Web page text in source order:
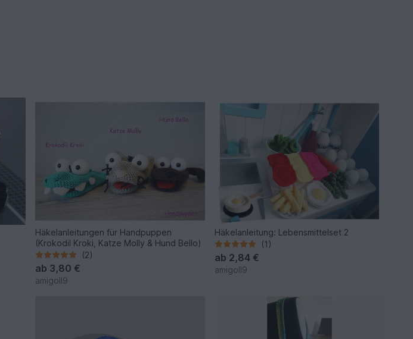
Häkelanleitungen für Handpuppen
(Krokodil Kroki, Katze Molly & Hund Bello)
(2)
ab 3,80 €
amigoll9
Häkelanleitung: Lebensmittelset 2
(1)
ab 2,84 €
amigoll9